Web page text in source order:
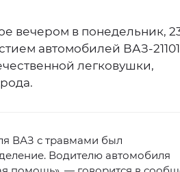
вечером в понедельник,
автомобилей ВАЗ-
легковушки,
ВАЗ с травмами был
Водителю автомобиля